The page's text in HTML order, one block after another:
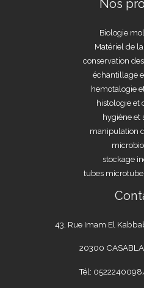
Nos
Biologie
Matériel de
conservation
échantillage
hemotalogie
histologie et
hygiène et
manipulation
stockage
tubes
43, Rue Imam El
20300
Tél: